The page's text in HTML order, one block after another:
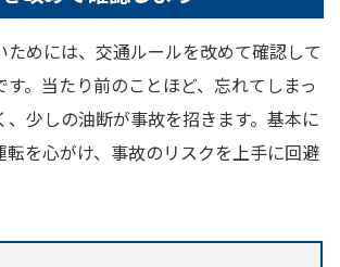
ためには、交通ルールを改めて確認して
。当たり前のことほど、忘れてしまっ
、少しの油断が事故を招きます。基本に
転を心がけ、事故のリスクを上手に回避